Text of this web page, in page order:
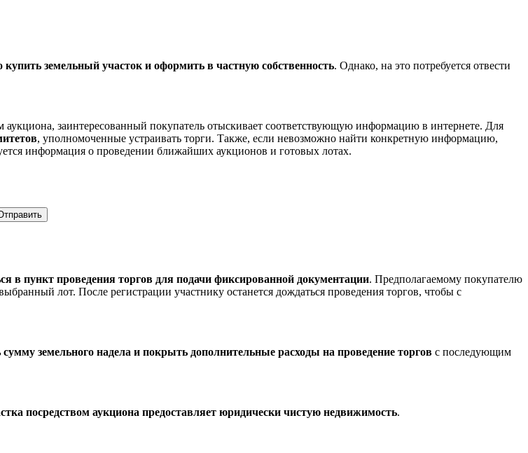
купить земельный участок и оформить в частную собственность. Однако, на это потребуется отвести
аукциона, заинтересованный покупатель отыскивает соответствующую информацию в интернете. Для
, уполномоченные устраивать торги. Также, если невозможно найти конкретную информацию,
информация о проведении ближайших аукционов и готовых лотах.
в пункт проведения торгов для подачи фиксированной документации. Предполагаемому покупателю
лот. После регистрации участнику останется дождаться проведения торгов, чтобы с
сумму земельного надела и покрыть дополнительные расходы на проведение торгов с последующим
посредством аукциона предоставляет юридически чистую недвижимость.